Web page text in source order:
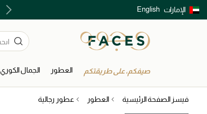
الإمارات English
توصيل سريع على جميع الطلبات ما فوق 299 درهم
صيفكم، على طريقتكم العطور الجمال الكوري
فيسز الصفحة الرئيسية العطور عطور رجالية